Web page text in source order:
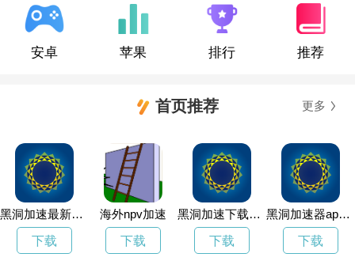
安卓 苹果 排行 推荐
首页推荐 更多
黑洞加速最新版本
下载
海外npv加速
下载
黑洞加速下载器下载免费
下载
黑洞加速器app官网下载
下载